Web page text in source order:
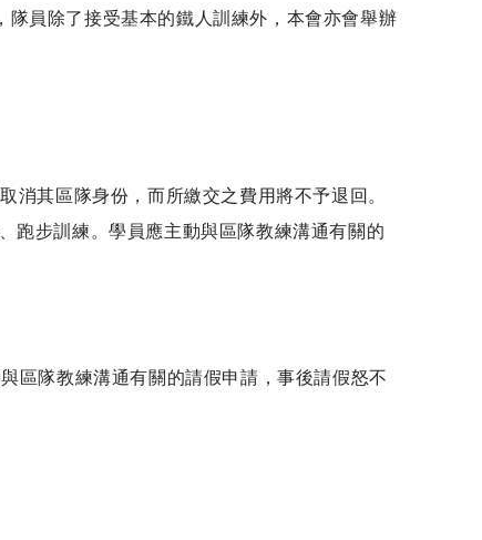
員除了接受基本的鐵人訓練外，本會亦會舉辦
其區隊身份，而所繳交之費用將不予退回。
跑步訓練。學員應主動與區隊教練溝通有關的
區隊教練溝通有關的請假申請，事後請假怒不